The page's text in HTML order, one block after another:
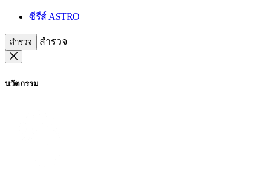
ซีรีส์ ASTRO
สำรวจ สำรวจ
นวัตกรรม